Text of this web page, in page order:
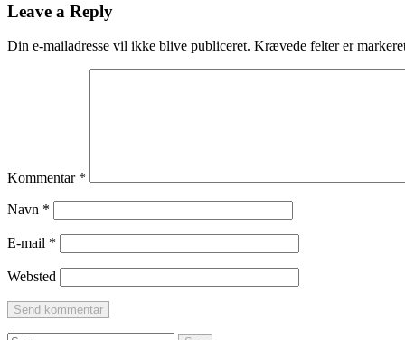
Leave a Reply
Din e-mailadresse vil ikke blive publiceret. Krævede felter er
Kommentar *
Navn *
E-mail *
Websted